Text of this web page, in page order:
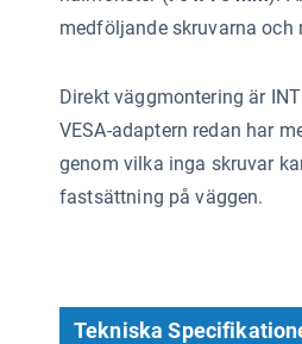
medföljande skruvarna och
Direkt väggmontering är
VESA-adaptern redan har
genom vilka inga skruvar
fastsättning på väggen.
Tekniska